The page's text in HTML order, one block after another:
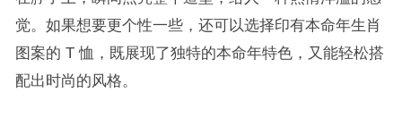
觉。如果想要更个性一些，还可以选择印有本命年生肖
图案的 T 恤，既展现了独特的本命年特色，又能轻松搭
配出时尚的风格。